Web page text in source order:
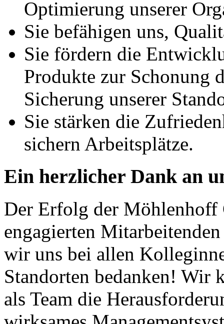
Optimierung unserer
Sie befähigen uns,
Sie fördern die
Produkte zur Schonung
Sicherung unserer
Sie stärken die
sichern Arbeitsplätze.
Ein herzlicher Dank an
Der Erfolg der Möhlenhoff
engagierten
wir uns bei allen
Standorten bedanken! Wir
als Team die